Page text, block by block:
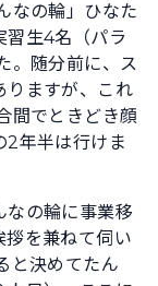
なの輪」ひなた
習生4名（パラ
。随分前に、ス
りますが、これ
間でときどき顔
2年半は行けま
なの輪に事業移
拶を兼ねて伺い
と決めてたん